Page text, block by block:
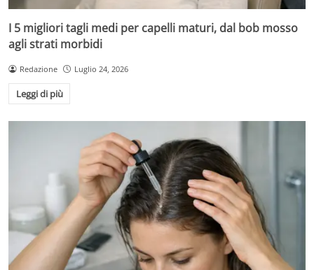
I 5 migliori tagli medi per capelli maturi, dal bob mosso
agli strati morbidi
Redazione Luglio 24, 2026
Leggi di più